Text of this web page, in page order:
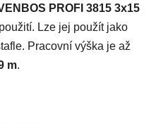
PROFI 3815 3x15
Lze jej použít jako
Pracovní výška je až
m.